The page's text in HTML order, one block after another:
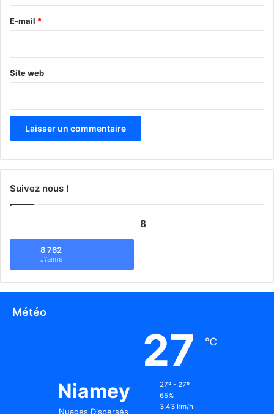
e
E-mail *
Site web
Suivez nous !
8
8 762
J\'aime
Météo
Niamey
Nuages Dispersés
27 ℃
27º - 27º
65%
3.43 km/h